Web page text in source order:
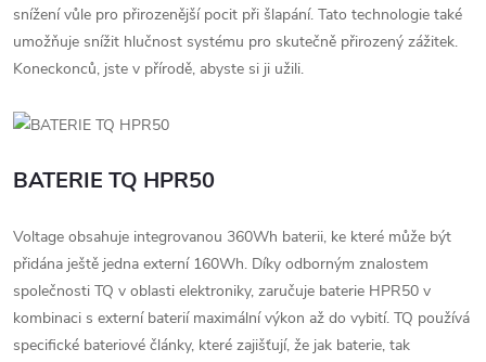
snížení vůle pro přirozenější pocit při šlapání. Tato technologie také
umožňuje snížit hlučnost systému pro skutečně přirozený zážitek.
Koneckonců, jste v přírodě, abyste si ji užili.
BATERIE TQ HPR50
Voltage obsahuje integrovanou 360Wh baterii, ke které může být
přidána ještě jedna externí 160Wh. Díky odborným znalostem
společnosti TQ v oblasti elektroniky, zaručuje baterie HPR50 v
kombinaci s externí baterií maximální výkon až do vybití. TQ používá
specifické bateriové články, které zajišťují, že jak baterie, tak